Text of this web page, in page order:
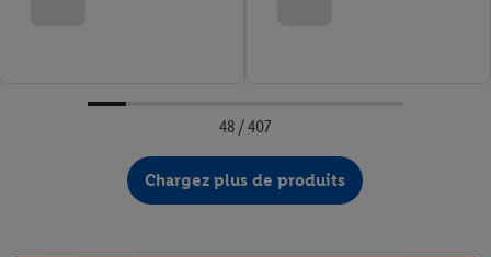
48 / 407
Chargez plus de produits